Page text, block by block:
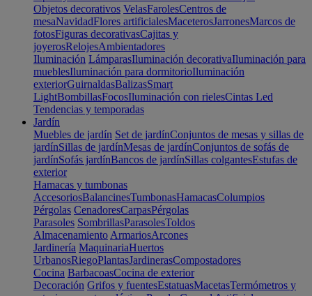
Objetos decorativos VelasFarolesCentros de
mesaNavidadFlores artificialesMaceterosJarronesMarcos de
fotosFiguras decorativasCajitas y
joyerosRelojesAmbientadores
Iluminación LámparasIluminación decorativaIluminación para
mueblesIluminación para dormitorioIluminación
exteriorGuirnaldasBalizasSmart
LightBombillasFocosIluminación con rielesCintas Led
Tendencias y temporadas
Jardín
Muebles de jardín Set de jardínConjuntos de mesas y sillas de
jardínSillas de jardínMesas de jardínConjuntos de sofás de
jardínSofás jardínBancos de jardínSillas colgantesEstufas de
exterior
Hamacas y tumbonas
AccesoriosBalancinesTumbonasHamacasColumpios
Pérgolas CenadoresCarpasPérgolas
Parasoles SombrillasParasolesToldos
Almacenamiento ArmariosArcones
Jardinería MaquinariaHuertos
UrbanosRiegoPlantasJardinerasCompostadores
Cocina BarbacoasCocina de exterior
Decoración Grifos y fuentesEstatuasMacetasTermómetros y